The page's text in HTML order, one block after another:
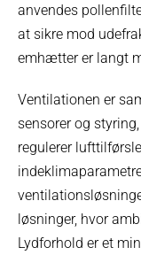
anvendes
at sikre mod
emhætter er langt
Ventilationen er
sensorer og
regulerer
løsninger, hvor
Lydforhold er et